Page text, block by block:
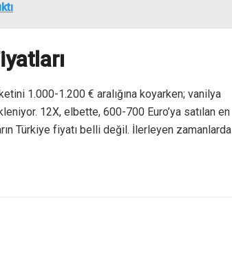
1.000-1.200 € aralığına koyarken; vanilya
12X, elbette, 600-700 Euro’ya satılan en
Türkiye fiyatı belli değil. İlerleyen zamanlarda